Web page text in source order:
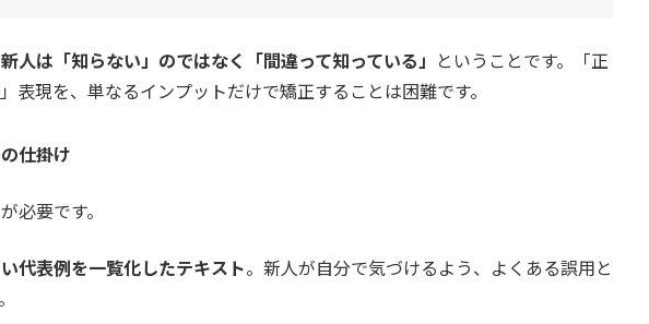
新人は「知らない」のではなく「間違って知っている」 ということです。「正
表現を、単なるインプットだけで矯正することは困難です。
仕掛け
必要です。
代表例を一覧化したテキスト。新人が自分で気づけるよう、よくある誤用と